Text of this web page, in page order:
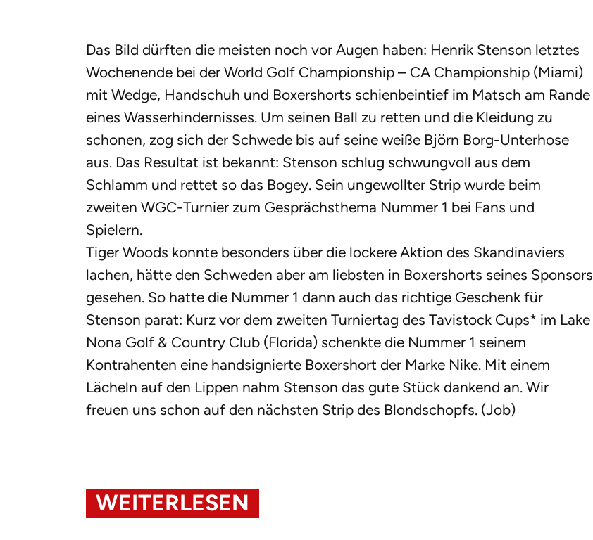
Das Bild dürften die meisten noch vor Augen haben: Henrik Stenson letztes
Wochenende bei der World Golf Championship – CA Championship (Miami)
mit Wedge, Handschuh und Boxershorts schienbeintief im Matsch am Rande
eines Wasserhindernisses. Um seinen Ball zu retten und die Kleidung zu
schonen, zog sich der Schwede bis auf seine weiße Björn Borg-Unterhose
aus. Das Resultat ist bekannt: Stenson schlug schwungvoll aus dem
Schlamm und rettet so das Bogey. Sein ungewollter Strip wurde beim
zweiten WGC-Turnier zum Gesprächsthema Nummer 1 bei Fans und
Spielern.
Tiger Woods konnte besonders über die lockere Aktion des Skandinaviers
lachen, hätte den Schweden aber am liebsten in Boxershorts seines Sponsors
gesehen. So hatte die Nummer 1 dann auch das richtige Geschenk für
Stenson parat: Kurz vor dem zweiten Turniertag des Tavistock Cups* im Lake
Nona Golf & Country Club (Florida) schenkte die Nummer 1 seinem
Kontrahenten eine handsignierte Boxershort der Marke Nike. Mit einem
Lächeln auf den Lippen nahm Stenson das gute Stück dankend an. Wir
freuen uns schon auf den nächsten Strip des Blondschopfs. (Job)
WEITERLESEN